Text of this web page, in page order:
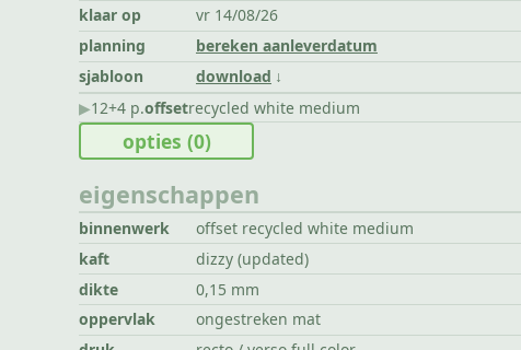
klaar op
vr 14/08/26
planning
bereken aanleverdatum
sjabloon
download
▶︎12+4 p.offsetrecycled white medium
eigenschappen
binnenwerk offset recycled white medium
kaft
dizzy (updated)
dikte
0,15 mm
oppervlak
ongestreken mat
opties (0)